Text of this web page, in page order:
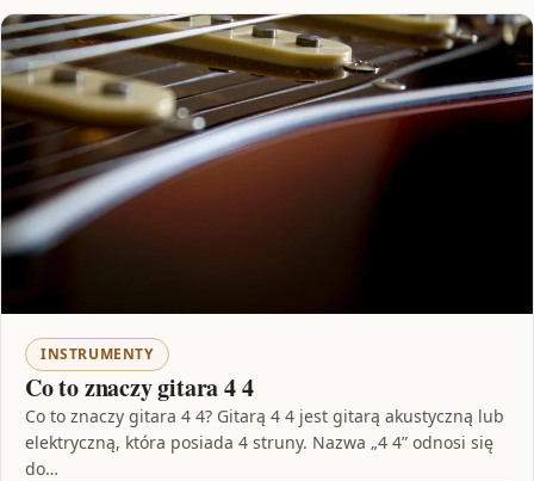
INSTRUMENTY
Co to znaczy gitara 4 4
Co to znaczy gitara 4 4? Gitarą 4 4 jest gitarą akustyczną lub
elektryczną, która posiada 4 struny. Nazwa „4 4” odnosi się
do…